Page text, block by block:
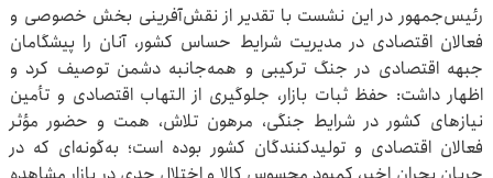
رئیس‌جمهور در این نشست با تقدیر از نقش‌آفرینی بخش خصوصی و
فعالان اقتصادی در مدیریت شرایط حساس کشور، آنان را پیشگامان
جبهه اقتصادی در جنگ ترکیبی و همه‌جانبه دشمن توصیف کرد و
اظهار داشت: حفظ ثبات بازار، جلوگیری از التهاب اقتصادی و تأمین
نیازهای کشور در شرایط جنگی، مرهون تلاش، همت و حضور مؤثر
فعالان اقتصادی و تولیدکنندگان کشور بوده است؛ به‌گونه‌ای که در